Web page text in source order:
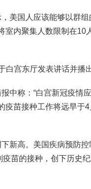
美国人应该能够以群
室内聚集人数限制在10
白宫东厅发表讲话并播
中称：“白宫新冠疫情
疫苗接种工作将远早于
下新高。美国疾病预防
苗的接种，创下历史